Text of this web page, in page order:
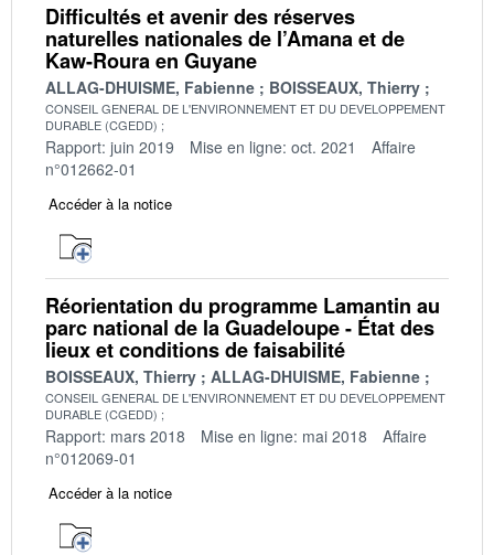
Difficultés et avenir des réserves
naturelles nationales de l’Amana et de
Kaw-Roura en Guyane
ALLAG-DHUISME, Fabienne BOISSEAUX, Thierry
CONSEIL GENERAL DE L'ENVIRONNEMENT ET DU DEVELOPPEMENT
DURABLE (CGEDD)
Rapport: juin 2019 Mise en ligne: oct. 2021
Affaire
n°012662-01
Accéder à la notice
Réorientation du programme Lamantin au
parc national de la Guadeloupe - État des
lieux et conditions de faisabilité
BOISSEAUX, Thierry ALLAG-DHUISME, Fabienne
CONSEIL GENERAL DE L'ENVIRONNEMENT ET DU DEVELOPPEMENT
DURABLE (CGEDD)
Rapport: mars 2018 Mise en ligne: mai 2018
Affaire
n°012069-01
Accéder à la notice